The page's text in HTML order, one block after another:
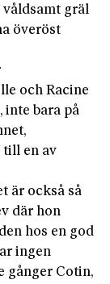
våldsamt gräl
överöst
och Racine
inte bara på
till en av
är också så
där hon
hos en god
ingen
gånger Cotin,